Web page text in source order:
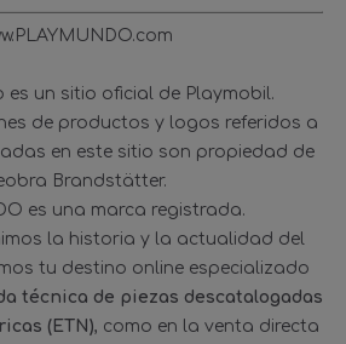
es un sitio oficial de Playmobil.
de productos y logos referidos a
en este sitio son propiedad de
Brandstätter.
es una marca registrada.
la historia y la actualidad del
tu destino online especializado
técnica de piezas descatalogadas
(ETN), como en la venta directa